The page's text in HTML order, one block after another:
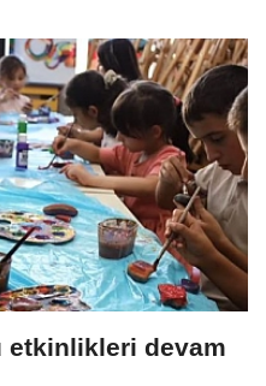
etkinlikleri devam